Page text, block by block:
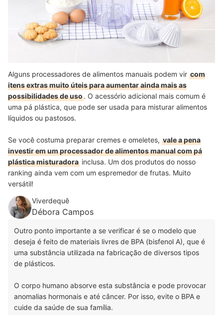
Alguns processadores de alimentos manuais podem vir com
itens extras muito úteis para aumentar ainda mais as
possibilidades de uso. O acessório adicional mais comum é
uma pá plástica, que pode ser usada para misturar alimentos
líquidos ou pastosos.
Se você costuma preparar cremes e omeletes, vale a pena
investir em um processador de alimentos manual com pá
plástica misturadora inclusa. Um dos produtos do nosso
ranking ainda vem com um espremedor de frutas. Muito
versátil!
Viverdequê
Débora Campos
Outro ponto importante a se verificar é se o modelo que
deseja é feito de materiais livres de BPA (bisfenol A), que é
uma substância utilizada na fabricação de diversos tipos
de plásticos.
O corpo humano absorve esta substância e pode provocar
anomalias hormonais e até câncer. Por isso, evite o BPA e
cuide da saúde de sua família.